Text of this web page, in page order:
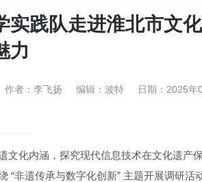
实践队走进淮北市文
力
作者： 李飞扬 编辑： 波特 日期： 2025年
文化内涵，探究现代信息技术在文化遗产
“非遗传承与数字化创新” 主题开展调研